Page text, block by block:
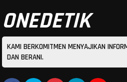
ONEDETIK
KAMI BERKOMITMEN MENYAJIKAN
DAN BERANI.